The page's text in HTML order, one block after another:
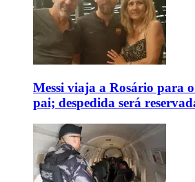
Messi viaja a Rosário para
pai; despedida será